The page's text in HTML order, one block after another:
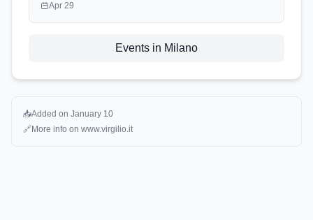
Apr 29
Events in Milano
📥Added on January 10
🔗More info on www.virgilio.it